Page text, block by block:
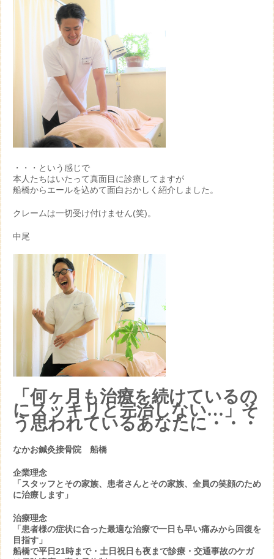
・・・という感じで
本人たちはいたって真面目に診療してますが
船橋からエールを込めて面白おかしく紹介しました。
クレームは一切受け付けません(笑)。
中尾
「何ヶ月も治療を続けているの
にスッキリと完治しない…」そ
う思われているあなたに・・・
なかお鍼灸接骨院 船橋
企業理念
「スタッフとその家族、患者さんとその家族、全員の笑顔のため
に治療します」
治療理念
「患者様の症状に合った最適な治療で一日も早い痛みから回復を
目指す」
船橋で平日21時まで・土日祝日も夜まで診療・交通事故のケガ